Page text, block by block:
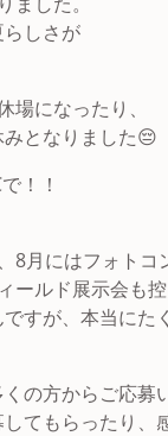
しさが
になったり、
となりました😔
！！
月にはフォトコ
ルド展示会も控
すが、本当にた
の方からご応募
てもらったり、